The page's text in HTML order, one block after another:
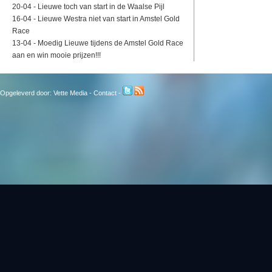
20-04 - Lieuwe toch van start in de Waalse Pijl
16-04 - Lieuwe Westra niet van start in Amstel Gold
Race
13-04 - Moedig Lieuwe tijdens de Amstel Gold Race
aan en win mooie prijzen!!!
Opgeleverd door: Vette Media - Contact -